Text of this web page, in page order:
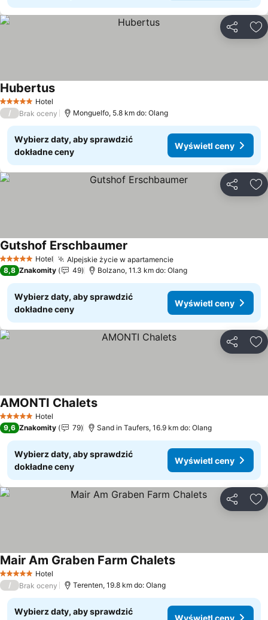
5 KategoriaHotel
HubertusWyświetl ceny
/ Brak oceny Monguelfo, 5.8 km do: Olang
Wybierz daty, aby sprawdzić
dokładne ceny
Wyświetl ceny
5 KategoriaHotel Alpejskie życie w apartamencieWyświetl ceny
Gutshof Erschbaumer
8,8 Znakomity 49 Bolzano, 11.3 km do: Olang
Wybierz daty, aby sprawdzić
dokładne ceny
Wyświetl ceny
5 KategoriaHotel
AMONTI ChaletsWyświetl ceny
9,6 Znakomity 79 Sand in Taufers, 16.9 km do: Olang
Wybierz daty, aby sprawdzić
dokładne ceny
Wyświetl ceny
5 KategoriaHotel
Mair Am Graben Farm ChaletsWyświetl ceny
/ Brak oceny Terenten, 19.8 km do: Olang
Wybierz daty, aby sprawdzić
Wyświetl ceny